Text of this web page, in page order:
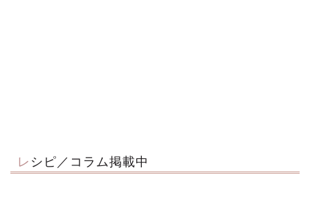
レシピ／コラム掲載中